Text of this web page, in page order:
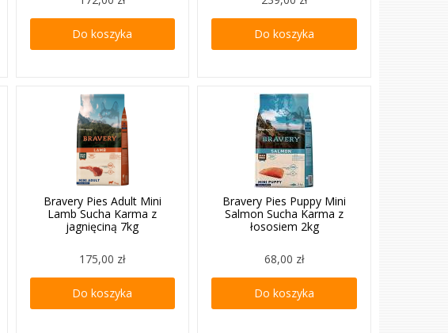
Do koszyka Do koszyka
Bravery Pies Adult Mini
Lamb Sucha Karma z
jagnięciną 7kg
175,00 zł
Do koszyka
Bravery Pies Puppy Mini
Salmon Sucha Karma z
łososiem 2kg
68,00 zł
Do koszyka